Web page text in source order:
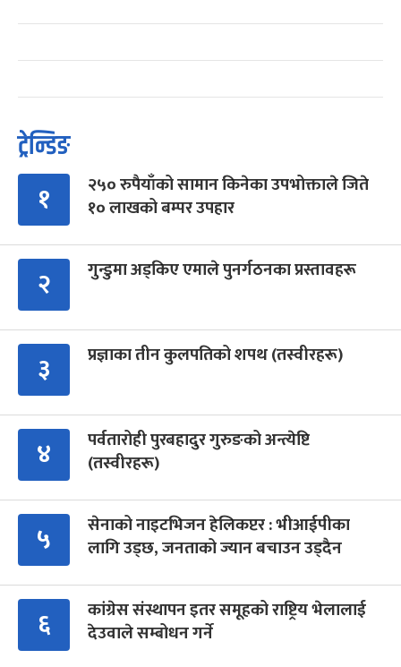
ट्रेन्डिङ
१
२५० रुपैयाँको सामान किनेका उपभोक्ताले जिते
१० लाखको बम्पर उपहार
२ गुन्डुमा अड्किए एमाले पुनर्गठनका प्रस्तावहरू
३ प्रज्ञाका तीन कुलपतिको शपथ (तस्वीरहरू)
४
पर्वतारोही पुरबहादुर गुरुङको अन्त्येष्टि
(तस्वीरहरू)
५
सेनाको नाइटभिजन हेलिकप्टर : भीआईपीका
लागि उड्छ, जनताको ज्यान बचाउन उड्दैन
६
कांग्रेस संस्थापन इतर समूहको राष्ट्रिय भेलालाई
देउवाले सम्बोधन गर्ने